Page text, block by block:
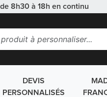
8h30 à 18h en continu
DEVIS
PERSONNALISÉS